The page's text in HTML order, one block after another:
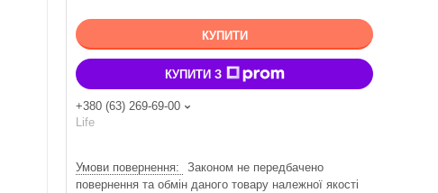
КУПИТИ
КУПИТИ З
+380 (63) 269-69-00
Life
Законом не передбачено
повернення та обмін даного товару належної якості